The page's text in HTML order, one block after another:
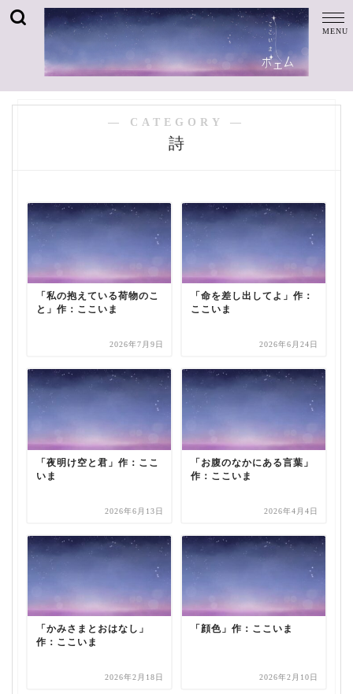
― CATEGORY ―
詩
「私の抱えている荷物のこ
と」作：ここいま
2026年7月9日
「命を差し出してよ」作：
ここいま
2026年6月24日
「夜明け空と君」作：ここ
いま
2026年6月13日
「お腹のなかにある言葉」
作：ここいま
2026年4月4日
「かみさまとおはなし」
作：ここいま
2026年2月18日
「顔色」作：ここいま
2026年2月10日